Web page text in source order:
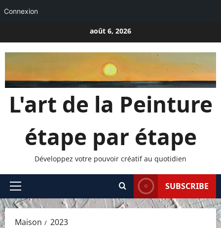
Connexion
au
contenu
août 6, 2026
L'art de la Peinture
étape par étape
Développez votre pouvoir créatif au quotidien
Menu
principal
SUBSCRIBE
Maison 2023